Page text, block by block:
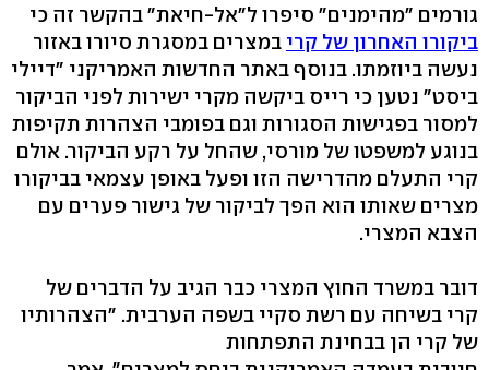
גורמים "מהימנים" סיפרו ל"אל-חיאת" בהקשר זה כי
ביקורו האחרון של קרי במצרים במסגרת סיורו באזור
נעשה ביוזמתו. בנוסף באתר החדשות האמריקני "דיילי
ביסט" נטען כי רייס ביקשה מקרי ישירות לפני הביקור
למסור בפגישות הסגורות וגם בפומבי הצהרות תקיפות
בנוגע למשפטו של מורסי, שהחל על רקע הביקור. אולם
קרי התעלם מהדרישה הזו ופעל באופן עצמאי בביקורו
מצרים שאותו הוא הפך לביקור של גישור פערים עם
הצבא המצרי.
דובר במשרד החוץ המצרי כבר הגיב על הדברים של
קרי בשיחה עם רשת סקיי בשפה הערבית. "הצהרותיו
של קרי הן בבחינת התפתחות